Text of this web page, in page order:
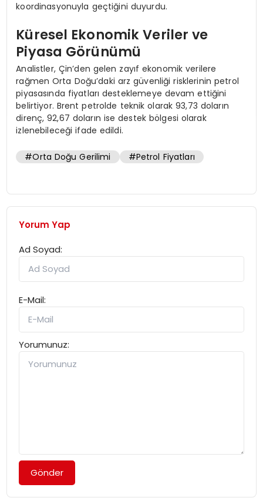
koordinasyonuyla geçtiğini duyurdu.
Küresel Ekonomik Veriler ve
Piyasa Görünümü
Analistler, Çin’den gelen zayıf ekonomik verilere
rağmen Orta Doğu’daki arz güvenliği risklerinin petrol
piyasasında fiyatları desteklemeye devam ettiğini
belirtiyor. Brent petrolde teknik olarak 93,73 doların
direnç, 92,67 doların ise destek bölgesi olarak
izlenebileceği ifade edildi.
#Orta Doğu Gerilimi #Petrol Fiyatları
Yorum Yap
Ad Soyad:
E-Mail:
Yorumunuz:
Gönder